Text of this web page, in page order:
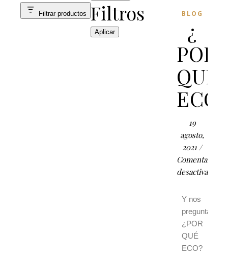
Filtrar productos Filtros
Aplicar
BLOG
¿
POR
QUÉ
ECO?
19
agosto,
2021 /
Comentarios
desactivados
Y nos
preguntamos:
¿POR
QUÉ
ECO?